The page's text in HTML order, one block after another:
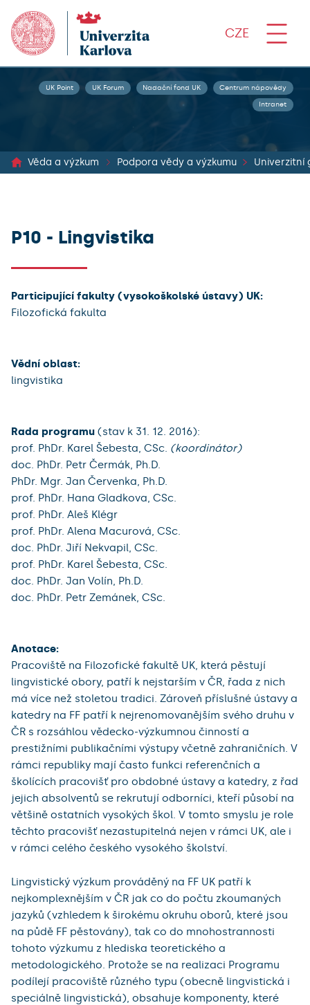
CZE
UK Point UK Forum Nadační fond UK Centrum nápovědy
Intranet
Věda a výzkum Podpora vědy a výzkumu Univerzitní
P10 - Lingvistika
Participující fakulty (vysokoškolské ústavy) UK:
Filozofická fakulta
Vědní oblast:
lingvistika
Rada programu (stav k 31. 12. 2016):
prof. PhDr. Karel Šebesta, CSc. (koordinátor)
doc. PhDr. Petr Čermák, Ph.D.
PhDr. Mgr. Jan Červenka, Ph.D.
prof. PhDr. Hana Gladkova, CSc.
prof. PhDr. Aleš Klégr
prof. PhDr. Alena Macurová, CSc.
doc. PhDr. Jiří Nekvapil, CSc.
prof. PhDr. Karel Šebesta, CSc.
doc. PhDr. Jan Volín, Ph.D.
doc. PhDr. Petr Zemánek, CSc.
Anotace:
Pracoviště na Filozofické fakultě UK, která pěstují
lingvistické obory, patří k nejstarším v ČR, řada z nich
má více než stoletou tradici. Zároveň příslušné ústavy a
katedry na FF patří k nejrenomovanějším svého druhu v
ČR s rozsáhlou vědecko-výzkumnou činností a
prestižními publikačními výstupy včetně zahraničních. V
rámci republiky mají často funkci referenčních a
školících pracovišť pro obdobné ústavy a katedry, z řad
jejich absolventů se rekrutují odborníci, kteří působí na
většině ostatních vysokých škol. V tomto smyslu je role
těchto pracovišť nezastupitelná nejen v rámci UK, ale i
v rámci celého českého vysokého školství.
Lingvistický výzkum prováděný na FF UK patří k
nejkomplexnějším v ČR jak co do počtu zkoumaných
jazyků (vzhledem k širokému okruhu oborů, které jsou
na půdě FF pěstovány), tak co do mnohostrannosti
tohoto výzkumu z hlediska teoretického a
metodologického. Protože se na realizaci Programu
podílejí pracoviště různého typu (obecně lingvistická i
speciálně lingvistická), obsahuje komponenty, které